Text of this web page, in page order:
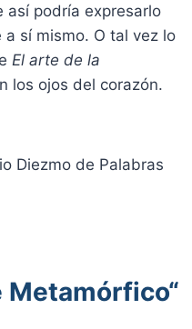
así podría expresarlo
sí mismo. O tal vez lo
El arte de la
los ojos del corazón.
Diezmo de Palabras
Metamórfico“